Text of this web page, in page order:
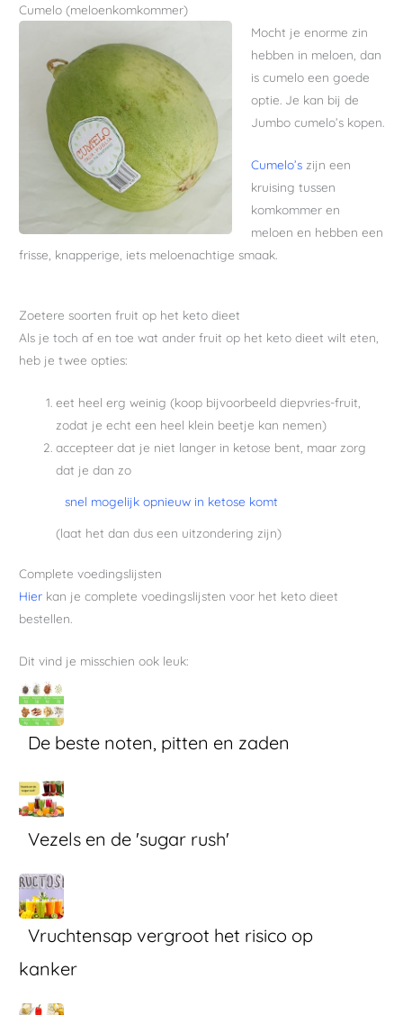
Cumelo (meloenkomkommer)
Mocht je enorme zin
hebben in meloen, dan
is cumelo een goede
optie. Je kan bij de
Jumbo cumelo’s kopen.
Cumelo’szijn een
kruising tussen
komkommer en
meloen en hebben een
frisse, knapperige, iets meloenachtige smaak.
Zoetere soorten fruit op het keto dieet
Als je toch af en toe wat ander fruit op het keto dieet wilt eten,
heb je twee opties:
eet heel erg weinig (koop bijvoorbeeld diepvries-fruit,
zodat je echt een heel klein beetje kan nemen)
accepteer dat je niet langer in ketose bent, maar zorg
dat je dan zo
snel mogelijk opnieuw in ketose komt
(laat het dan dus een uitzondering zijn)
Complete voedingslijsten
Hier kan je complete voedingslijsten voor het keto dieet
bestellen.
Dit vind je misschien ook leuk:
De beste noten, pitten en zaden
Vezels en de 'sugar rush'
Vruchtensap vergroot het risico op
kanker